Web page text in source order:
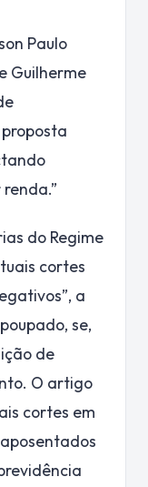
Paulo
Guilherme
do Regime
cortes
a
se,
de
O artigo
cortes em